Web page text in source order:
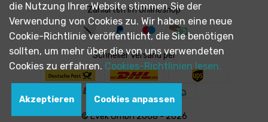
Zahlarten im Onlineshop
Schneller Versand per
© Evek GmbH 2008 - 2026
die Nutzung Ihrer Website stimmen Sie der
Verwendung von Cookies zu. Wir haben eine neue
Cookie-Richtlinie veröffentlicht, die Sie benötigen
sollten, um mehr über die von uns verwendeten
Cookies zu erfahren. Cookies-Richtlinien lesen.
Akzeptieren Cookies anpassen